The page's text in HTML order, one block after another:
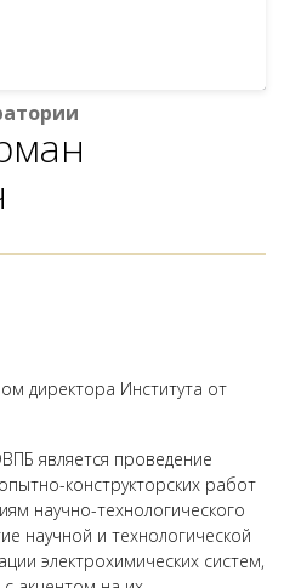
директора Института от
является проведение
конструкторских работ
научно-технологического
научной и технологической
электрохимических систем,